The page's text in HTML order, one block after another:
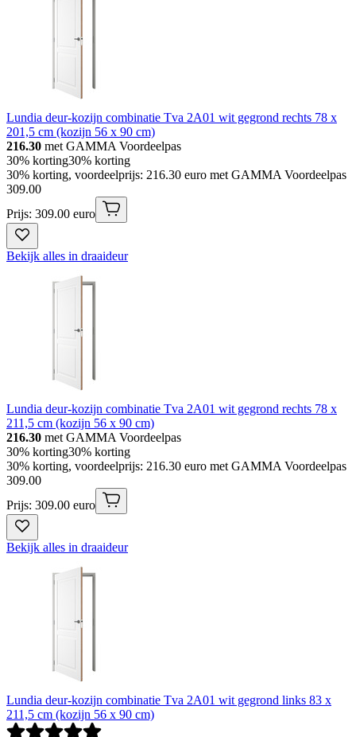
Lundia deur-kozijn combinatie Tva 2A01 wit gegrond rechts 78 x
201,5 cm (kozijn 56 x 90 cm)
216.30 met GAMMA Voordeelpas
30% korting30% korting
30% korting, voordeelprijs: 216.30 euro met GAMMA Voordeelpas
309.00
Prijs: 309.00 euro
Bekijk alles in draaideur
Lundia deur-kozijn combinatie Tva 2A01 wit gegrond rechts 78 x
211,5 cm (kozijn 56 x 90 cm)
216.30 met GAMMA Voordeelpas
30% korting30% korting
30% korting, voordeelprijs: 216.30 euro met GAMMA Voordeelpas
309.00
Prijs: 309.00 euro
Bekijk alles in draaideur
Lundia deur-kozijn combinatie Tva 2A01 wit gegrond links 83 x
211,5 cm (kozijn 56 x 90 cm)